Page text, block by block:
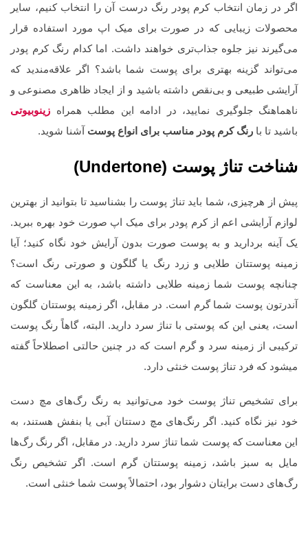
اگر در زمان انتخاب کرم پودر رنگ درست آن را انتخاب کنیم، سایر
محصولات زیبایی که در صورت برای میک اپ مورد استفاده قرار
می‌گیرند نیز جلوه جذاب‌تری خواهند داشت. اما کدام رنگ کرم پودر
می‌تواند گزینه بهتری برای پوست شما باشد؟‌ اگر علاقه‌مندید که
آرایشی طبیعی و بی‌نقص داشته باشید و از ایجاد ظاهری مصنوعی و
ناهماهنگ جلوگیری نمایید، در ادامه این مطلب همراه زینوبیوتی
باشید تا با رنگ کرم پودر مناسب برای انواع پوست آشنا شوید.
شناخت تناژ پوست (
Undertone
)
پیش از هرچیزی، شما باید تناژ پوست را بشناسید تا بتوانید از بهترین
لوازم آرایشی اعم از کرم پودر برای میک اپ صورت خود بهره ببرید.
یک آینه بردارید و به پوست صورت بدون آرایش خود نگاه کنید؛ آیا
زمینه پوستتان طلایی و زرد رنگ یا گلگون و صورتی رنگ است؟
چنانچه پوست شما زمینه طلایی داشته باشد، به این معناست که
آندرتون پوست شما گرم است. در مقابل، اگر زمینه پوستتان گلگون
است، یعنی این که پوستی با تناژ سرد دارید. البته، گاهاً رنگ پوست
ترکیبی از زمینه سرد و گرم است که در چنین حالتی اصطلاحاً گفته
می‎شود که فرد تناژ پوست خنثی دارد.
برای تشخیص تناژ پوست خود می‌توانید به رنگ رگ‌های مچ دست
خود نیز نگاه کنید. اگر رنگ‌های مچ دستتان آبی یا بنفش هستند، به
این معناست که پوست شما تناژ سرد دارید. در مقابل، اگر رنگ رگ‌ها
مایل به سبز باشد، زمینه پوستتان گرم است. اگر تشخیص رنگ
رگ‌های دست برایتان دشوار بود، احتمالاً پوست شما خنثی است.